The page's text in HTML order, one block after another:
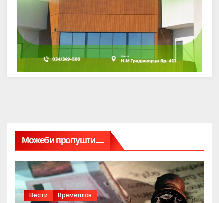
Можеби пропушти....
Вести Времеплов